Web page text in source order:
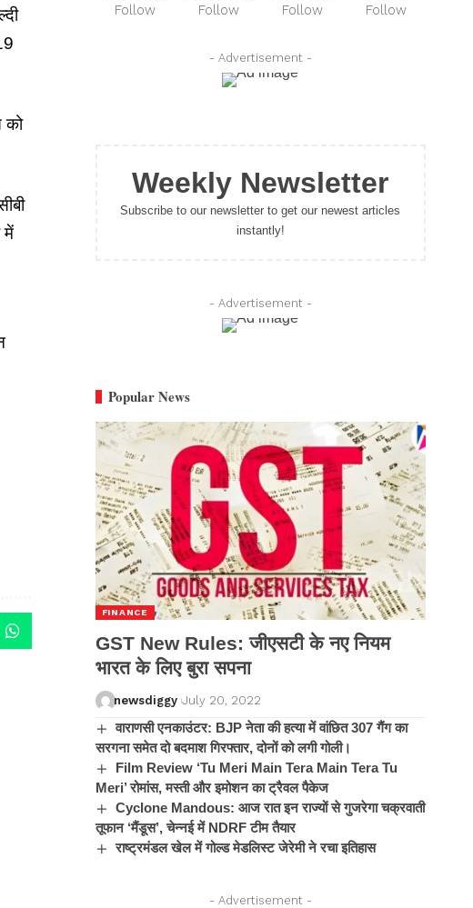
को
में
Follow Follow Follow Follow
- Advertisement -
Weekly Newsletter
Subscribe to our newsletter to get our newest articles
instantly!
- Advertisement -
Popular News
FINANCE
GST New Rules: जीएसटी के नए नियम
भारत के लिए बुरा सपना
newsdiggy July 20, 2022
वाराणसी एनकाउंटर: BJP नेता की हत्या में वांछित 307 गैंग का
सरगना समेत दो बदमाश गिरफ्तार, दोनों को लगी गोली।
Film Review ‘Tu Meri Main Tera Main Tera Tu
Meri’ रोमांस, मस्ती और इमोशन का ट्रैवल पैकेज
Cyclone Mandous: आज रात इन राज्‍यों से गुजरेगा चक्रवाती
तूफान ‘मैंडूस’, चेन्‍नई में NDRF टीम तैयार
राष्ट्रमंडल खेल में गोल्ड मेडलिस्ट जेरेमी ने रचा इतिहास
- Advertisement -